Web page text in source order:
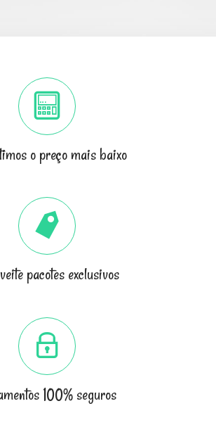
o preço mais baixo
pacotes exclusivos
100% seguros